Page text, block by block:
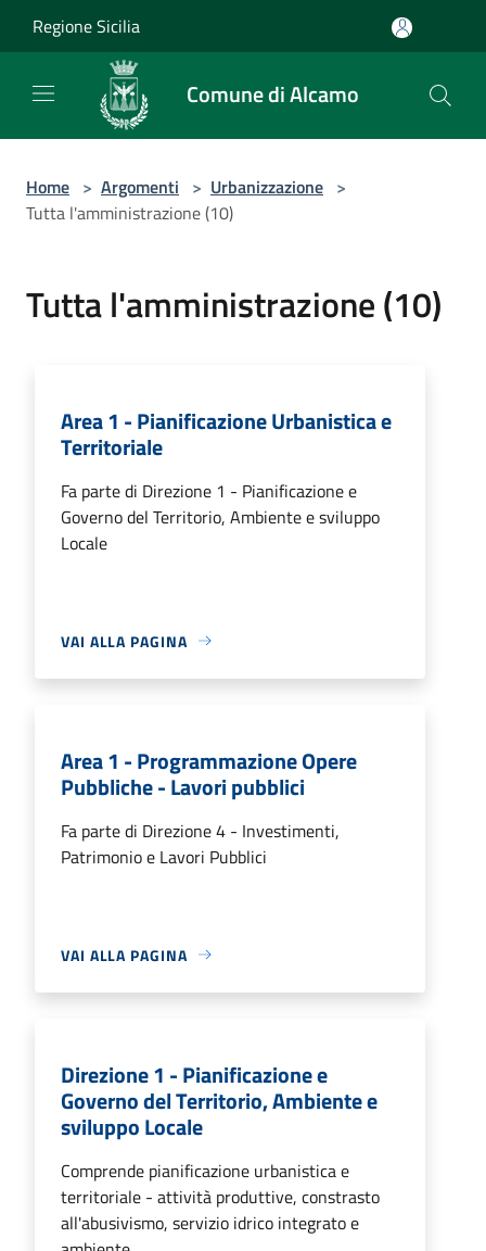
Regione Sicilia
Comune di Alcamo
Home > Argomenti > Urbanizzazione >
Tutta l'amministrazione (10)
Tutta l'amministrazione (10)
Area 1 - Pianificazione Urbanistica e
Territoriale
Fa parte di Direzione 1 - Pianificazione e
Governo del Territorio, Ambiente e sviluppo
Locale
VAI ALLA PAGINA
Area 1 - Programmazione Opere
Pubbliche - Lavori pubblici
Fa parte di Direzione 4 - Investimenti,
Patrimonio e Lavori Pubblici
VAI ALLA PAGINA
Direzione 1 - Pianificazione e
Governo del Territorio, Ambiente e
sviluppo Locale
Comprende pianificazione urbanistica e
territoriale - attività produttive, constrasto
all'abusivismo, servizio idrico integrato e